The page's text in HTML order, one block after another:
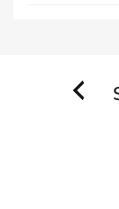
Previous